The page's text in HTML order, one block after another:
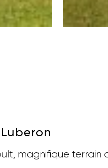
magnifique terrain